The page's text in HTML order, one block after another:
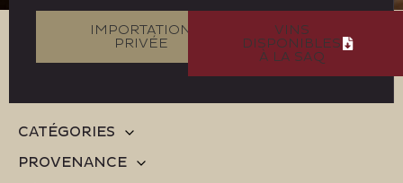
IMPORTATION
PRIVÉE
VINS
DISPONIBLES
À LA SAQ
CATÉGORIES
PROVENANCE